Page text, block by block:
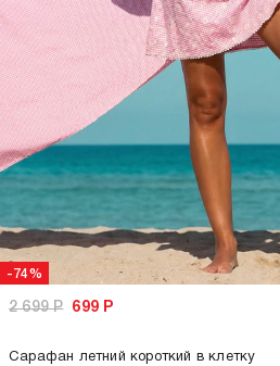
-74%
2 699Р 699 Р
Сарафан летний короткий в клетку